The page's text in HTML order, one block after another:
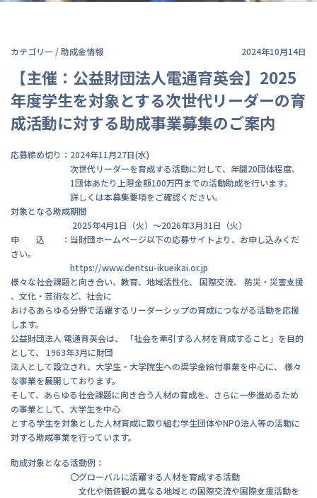
カテゴリー /助成金情報 2024年10月14日
【主催：公益財団法人電通育英会】2025
年度学生を対象とする次世代リーダーの育
成活動に対する助成事業募集のご案内
応募締め切り：2024年11月27日(水)
次世代リーダーを育成する活動に対して、年間20団体程度、
1団体あたり上限金額100万円までの活動助成を行います。
詳しくは本募集要項をご確認ください。
対象となる助成期間
2025年4月1日（火）～2026年3月31日（火）
申 込 ：当財団ホームページ以下の応募サイトより、お申し込みくだ
さい。
https://www.dentsu-ikueikai.or.jp
様々な社会課題と向き合い、教育、地域活性化、 国際交流、 防災・災害支援
、文化・芸術など、社会に
おけるあらゆる分野で活躍するリーダーシップの育成につながる活動を応援
します。
公益財団法人 電通育英会は、 「社会を牽引する人材を育成すること」を目的
として、 1963年3月に財団
法人として設立され、大学生・大学院生への奨学金給付事業を中心に、 様々
な事業を展開しております。
そして、あらゆる社会課題に向き合う人材の育成を、さらに一歩進めるため
の事業として、大学生を中心
とする学生を対象とした人材育成に取り組む学生団体やNPO法人等の活動に
対する助成事業を行っています。
助成対象となる活動例：
〇グローバルに活躍する人材を育成する活動
文化や価値観の異なる地域との国際交流や国際支援活動を